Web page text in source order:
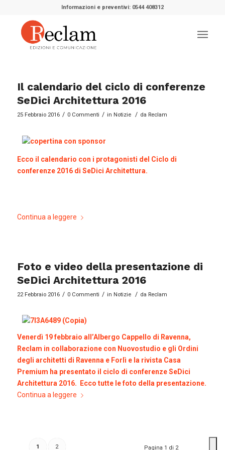
Informazioni e preventivi: 0544 408312
Il calendario del ciclo di conferenze
SeDici Architettura 2016
25 Febbraio 2016 / 0 Commenti / in Notizie / da Reclam
Ecco il calendario con i protagonisti del Ciclo di
conferenze 2016 di SeDici Architettura.
Continua a leggere
Foto e video della presentazione di
SeDici Architettura 2016
22 Febbraio 2016 / 0 Commenti / in Notizie / da Reclam
Venerdì 19 febbraio all’Albergo Cappello di Ravenna,
Reclam in collaborazione con Nuovostudio e gli Ordini
degli architetti di Ravenna e Forlì e la rivista Casa
Premium ha presentato il ciclo di conferenze SeDici
Architettura 2016. Ecco tutte le foto della presentazione.
Continua a leggere
Pagina 1 di 2
1 2